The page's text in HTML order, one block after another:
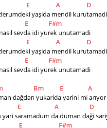
E A
D
yaşida mendil kurutamadi
E
F#m
sevda idi yürek unutamadi
E A
D
yaşida mendil kurutamadi
E
F#m
sevda idi yürek unutamadi
Bm E
A
dağdan yukarida yarini mi arıyor
E A
D
yari saramadum da duman daği
E
F#m